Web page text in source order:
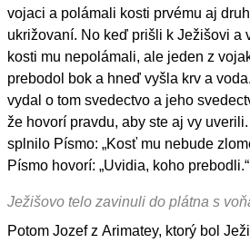
vojaci a polámali kosti prvému aj
ukrižovaní. No keď prišli k Ježišovi a
kosti mu nepolámali, ale jeden z
prebodol bok a hneď vyšla krv a
vydal o tom svedectvo a jeho
že hovorí pravdu, aby ste aj vy
splnilo Písmo: „Kosť mu nebude
Písmo hovorí: „Uvidia, koho prebodli.“
Ježišovo telo zavinuli do plátna s
Potom Jozef z Arimatey, ktorý bol